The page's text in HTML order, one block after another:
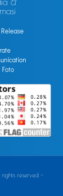
reserved -